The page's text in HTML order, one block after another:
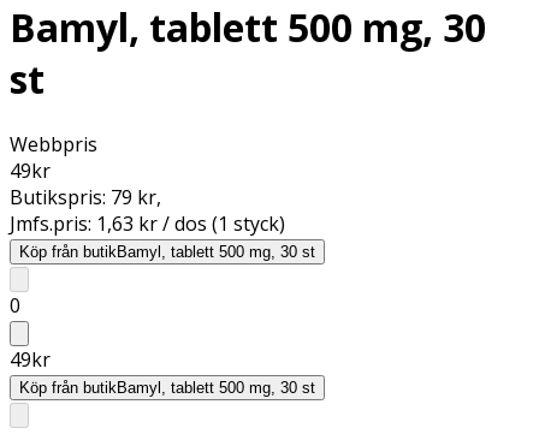
Bamyl, tablett 500 mg, 30
st
Webbpris
49kr
Butikspris: 79 kr,
Jmfs.pris: 1,63 kr / dos (1 styck)
Köp från butikBamyl, tablett 500 mg, 30 st
0
49kr
Köp från butikBamyl, tablett 500 mg, 30 st